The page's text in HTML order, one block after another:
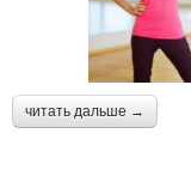
читать дальше →